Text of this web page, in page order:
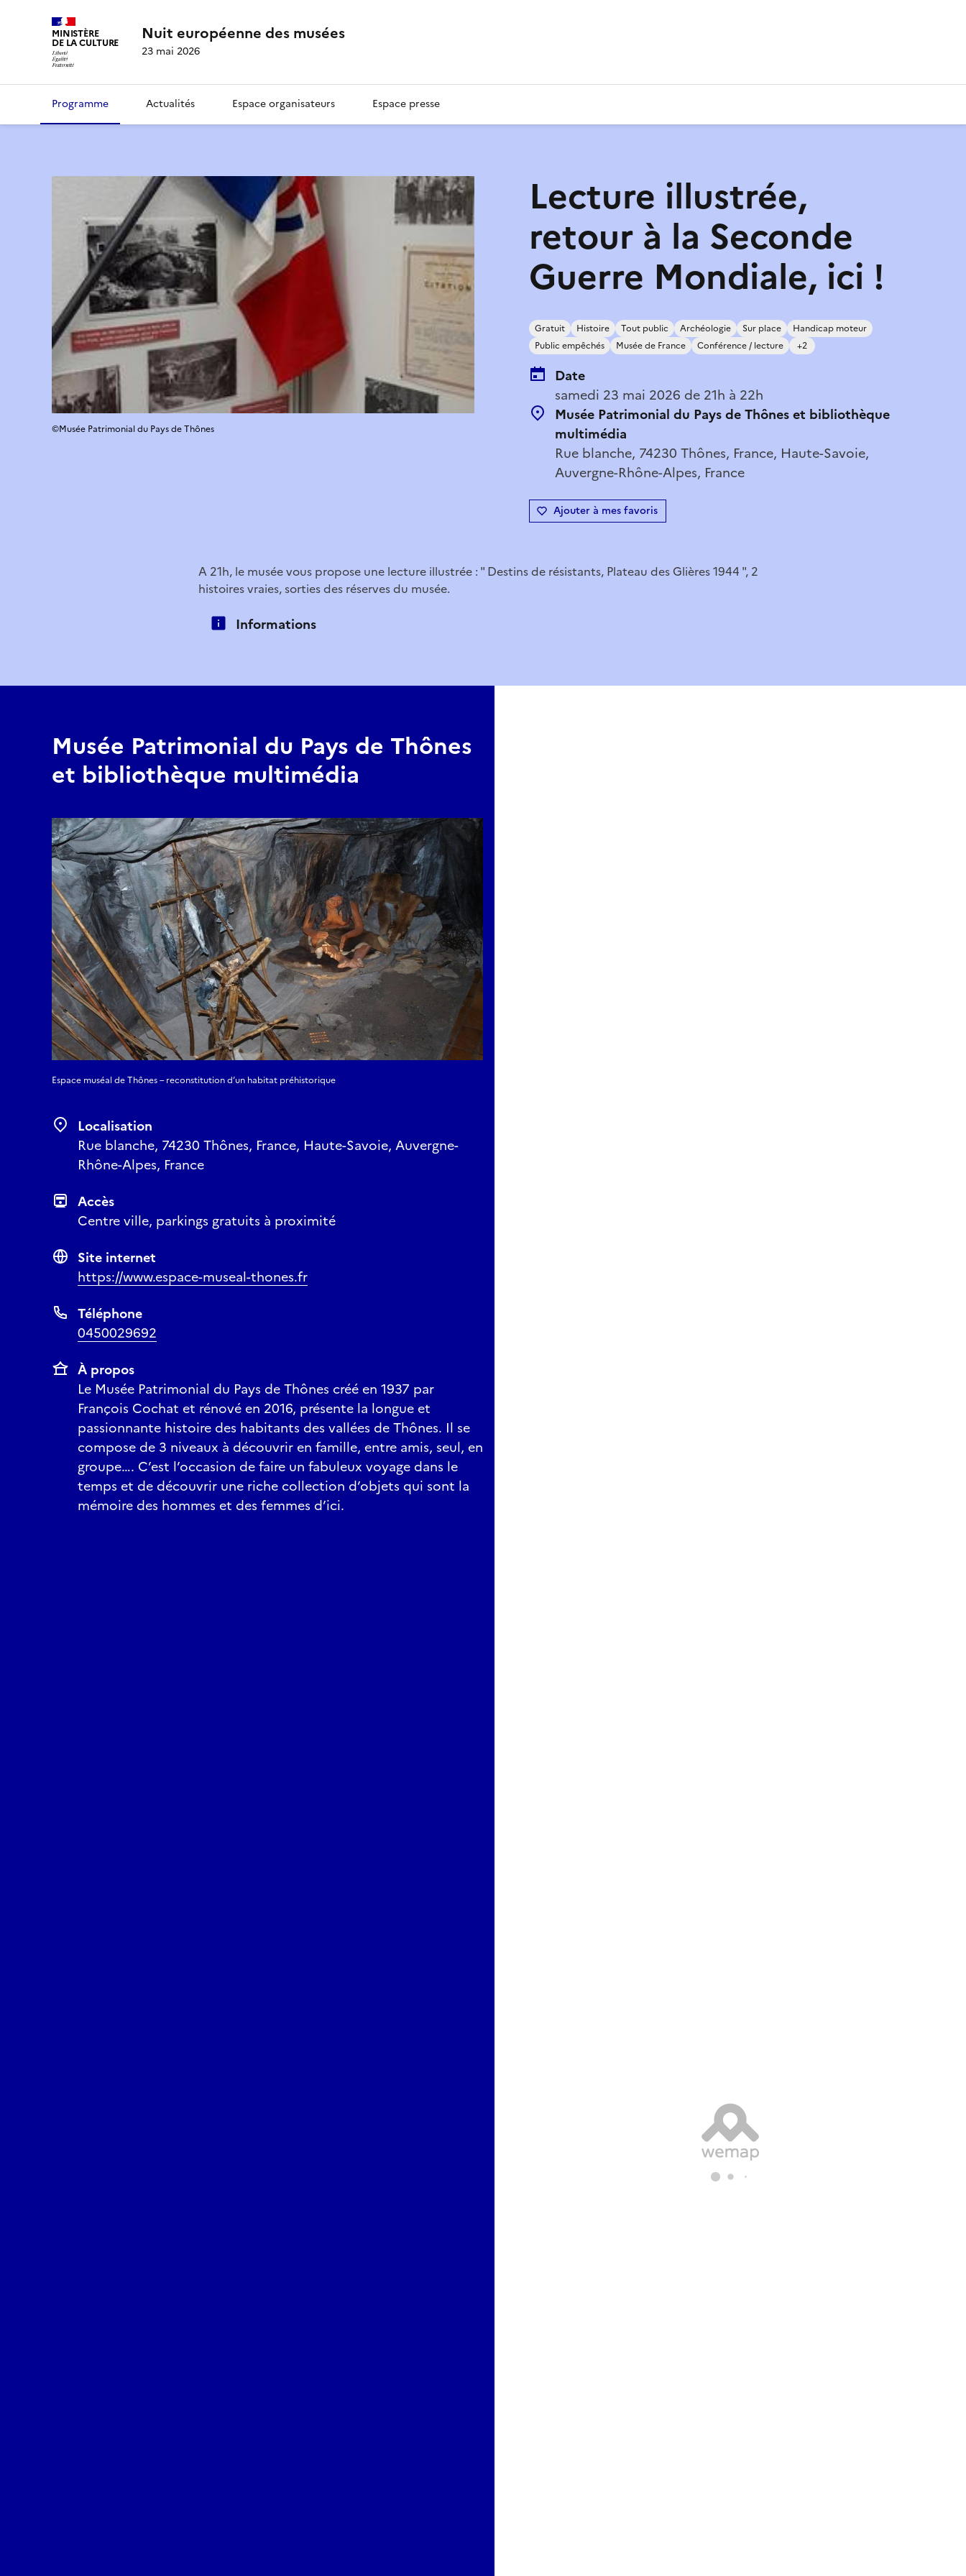
MINISTÈRE
DE LA CULTURE Nuit européenne des musées
23 mai 2026
Programme Actualités Espace organisateurs Espace presse
Lecture illustrée,
retour à la Seconde
Guerre Mondiale, ici !
Gratuit Histoire Tout public Archéologie Sur place
Handicap moteur
Public empêchés
Musée de France Conférence / lecture +2
Date
samedi 23 mai 2026 de 21h à 22h
Musée Patrimonial du Pays de Thônes et bibliothèque
multimédia
Rue blanche, 74230 Thônes, France, Haute-Savoie,
Auvergne-Rhône-Alpes, France
Ajouter à mes favoris
©Musée Patrimonial du Pays de Thônes
A 21h, le musée vous propose une lecture illustrée : " Destins de résistants, Plateau des Glières 1944 ", 2
histoires vraies, sorties des réserves du musée.
Informations
Musée Patrimonial du Pays de Thônes
et bibliothèque multimédia
Espace muséal de Thônes – reconstitution d’un habitat préhistorique
Localisation
Rue blanche, 74230 Thônes, France, Haute-Savoie, Auvergne-
Rhône-Alpes, France
Accès
Centre ville, parkings gratuits à proximité
Site internet
https://www.espace-museal-thones.fr
Téléphone
0450029692
À propos
Le Musée Patrimonial du Pays de Thônes créé en 1937 par
François Cochat et rénové en 2016, présente la longue et
passionnante histoire des habitants des vallées de Thônes. Il se
compose de 3 niveaux à découvrir en famille, entre amis, seul, en
groupe…. C’est l’occasion de faire un fabuleux voyage dans le
temps et de découvrir une riche collection d’objets qui sont la
mémoire des hommes et des femmes d’ici.